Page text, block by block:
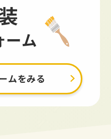
装
ーム
ムをみる